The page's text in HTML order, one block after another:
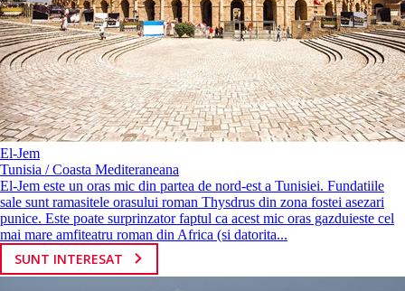
El-Jem
Tunisia / Coasta Mediteraneana
El-Jem este un oras mic din partea de nord-est a Tunisiei. Fundatiile
sale sunt ramasitele orasului roman Thysdrus din zona fostei asezari
punice. Este poate surprinzator faptul ca acest mic oras gazduieste cel
mai mare amfiteatru roman din Africa (si datorita...
SUNT INTERESAT